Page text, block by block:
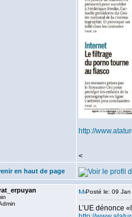
http://
<
en haut de page
Posté le: 09
L’UE dénonce